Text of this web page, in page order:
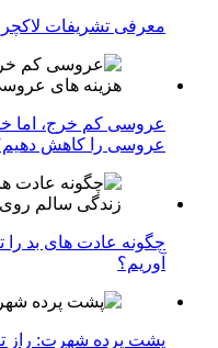
معرفی تشریفات
عروسی کم خرج، اما
عروسی را کاهش
چگونه عادت‌ های بد
آوریم؟
پشت پرده شهرت: راز